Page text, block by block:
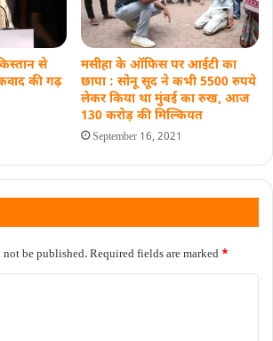
से
की गढ़
मसीहा के ऑफिस पर आईटी का
छापा : सोनू सूद ने कभी 5500 रुपये
लेकर किया था मुंबई का रुख, आज
130 करोड़ की ​मिल्कियत
September 16, 2021
be published.Required fields are marked *